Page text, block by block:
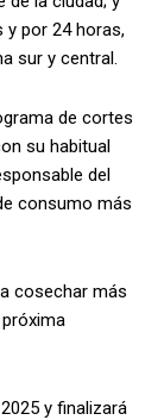
y por 24 horas,
sur y central.
de cortes
su habitual
del
consumo más
cosechar más
y finalizará